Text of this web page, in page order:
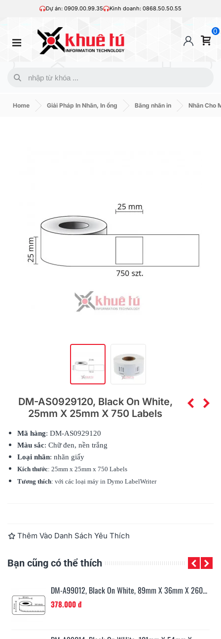
Dự án: 0909.00.99.35 Kinh doanh: 0868.50.50.55
0
Home Giải Pháp In Nhãn, In ống Băng nhãn in Nhãn Cho
DM-AS0929120, Black On White,
25mm X 25mm X 750 Labels
Mã hàng: DM-AS0929120
Màu sắc: Chữ đen, nền trắng
Loại nhãn: nhãn giấy
Kích thước: 25mm x 25mm x 750 Labels
Tương thích: với các loại máy in Dymo LabelWriter
Thêm Vào Danh Sách Yêu Thích
Bạn cũng có thể thích
DM-A99012, Black On White, 89mm X 36mm X 260...
378.000 đ